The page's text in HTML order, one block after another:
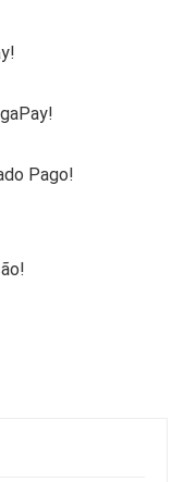
Pago!